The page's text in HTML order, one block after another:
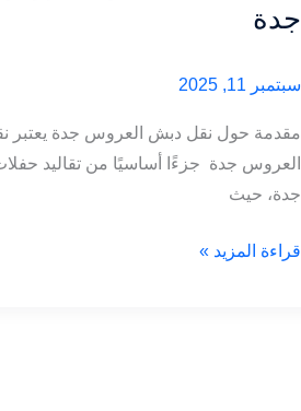
جدة
سبتمبر 11, 2025
مقدمة حول نقل دبش العروس جدة يعتبر
العروس جدة جزءًا أساسيًا من تقاليد
جدة، حيث
خدمات
قراءة المزيد »